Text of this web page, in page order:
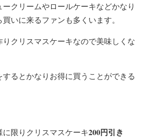
クリームやロールケーキなどかなり
いに来るファンも多くいます。
クリスマスケーキなので美味しくな
するとかなりお得に買うことができる
限りクリスマスケーキ200円引き